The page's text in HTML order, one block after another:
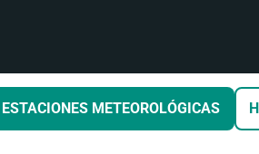
ESTACIONES METEOROLÓGICAS